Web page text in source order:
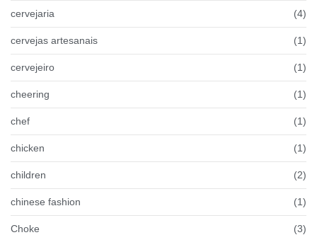
cervejaria (4)
cervejas artesanais (1)
cervejeiro (1)
cheering (1)
chef (1)
chicken (1)
children (2)
chinese fashion (1)
Choke (3)